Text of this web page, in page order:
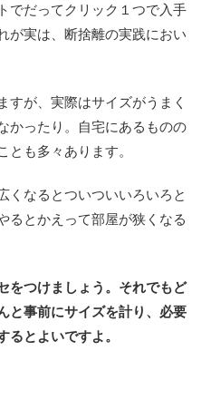
でだってクリック１つで入手
が実は、断捨離の実践におい
すが、実際はサイズがうまく
かったり。自宅にあるものの
とも多々あります。
くなるとついついいろいろと
るとかえって部屋が狭くなる
をつけましょう。それでもど
と事前にサイズを計り、必要
るとよいですよ。